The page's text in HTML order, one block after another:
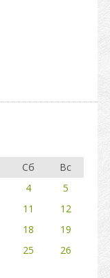
Сб
Вс
4
5
11
12
18
19
25
26